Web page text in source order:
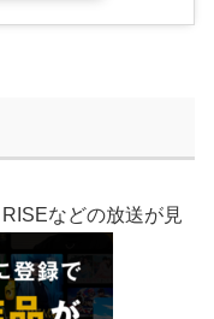
などの放送が見